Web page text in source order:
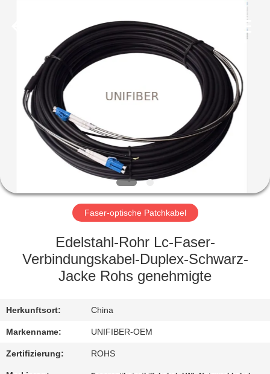
HAUS
PRODUKTE
ÜBER
FABRIK-
AUSFLUG
QUALITÄTSKONTROLLE
SIE
MIT
UNS
Faser-optische Patchkabel
Edelstahl-Rohr Lc-Faser-
Verbindungskabel-Duplex-Schwarz-
Jacke Rohs genehmigte
Herkunftsort: China
Markenname: UNIFIBER-OEM
Zertifizierung: ROHS